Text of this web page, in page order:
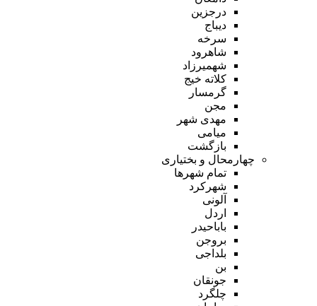
درجزین
دیباج
سرخه
شاهرود
شهمیرزاد
کلاته خیج
گرمسار
مجن
مهدی شهر
میامی
بازگشت
چهارمحال و بختیاری
تمام شهر‌ها
شهرکرد
آلونی
اردل
باباحیدر
بروجن
بلداجی
بن
جونقان
چلگرد